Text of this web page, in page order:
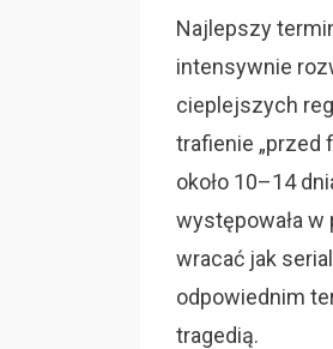
Najlepszy
intensywnie
cieplejszych
trafienie „przed
około 10–14
występowała
wracać jak
odpowiednim
tragedią.